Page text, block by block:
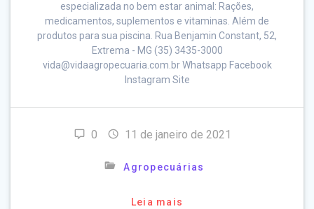
especializada no bem estar animal: Rações,
medicamentos, suplementos e vitaminas. Além de
produtos para sua piscina. Rua Benjamin Constant, 52,
Extrema - MG (35) 3435-3000
vida@vidaagropecuaria.com.br Whatsapp Facebook
Instagram Site
0 11 de janeiro de 2021
Agropecuárias
Leia mais